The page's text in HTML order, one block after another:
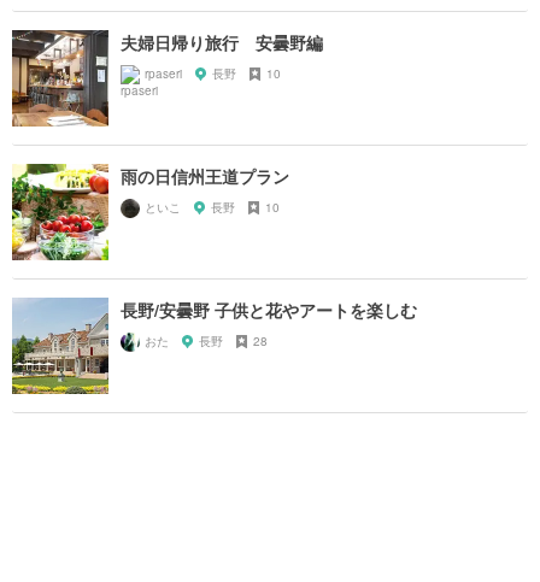
夫婦日帰り旅行 安曇野編
rpaseri 長野 10
雨の日信州王道プラン
といこ 長野 10
長野/安曇野 子供と花やアートを楽しむ
おた 長野 28